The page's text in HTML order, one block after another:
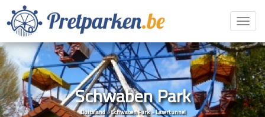
Schwaben Park
Duitsland»Schwaben Park»Lasertunnel